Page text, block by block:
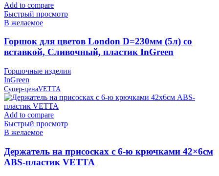
Add to compare
Быстрый просмотр
В желаемое
Горшок для цветов London D=230мм (5л) со
вставкой, Сливочный, пластик InGreen
Горшочные изделия
InGreen
Супер-ценаVETTA
Add to compare
Быстрый просмотр
В желаемое
Держатель на присосках с 6-ю крючками 42×6см
ABS-пластик VETTA